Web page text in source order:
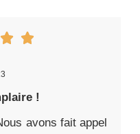
!
avons fait appel